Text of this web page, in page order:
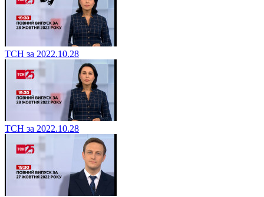
ТСН за 2022.10.28
ТСН за 2022.10.28